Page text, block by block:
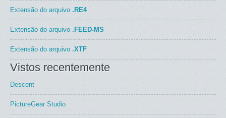
Extensão do arquivo .RE4
Extensão do arquivo .FEED-MS
Extensão do arquivo .XTF
Vistos recentemente
Descent
PictureGear Studio